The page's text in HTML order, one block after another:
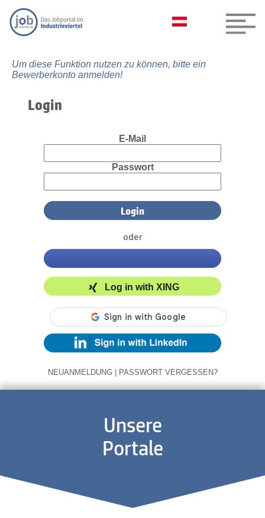
Um diese Funktion nutzen zu können, bitte ein
Bewerberkonto anmelden!
Login
E-Mail
Passwort
oder
Log in with XING
NEUANMELDUNG | PASSWORT VERGESSEN?
Unsere
Portale